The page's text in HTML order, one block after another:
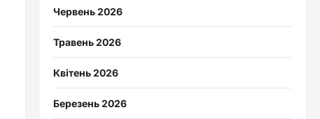
Червень 2026
Травень 2026
Квітень 2026
Березень 2026